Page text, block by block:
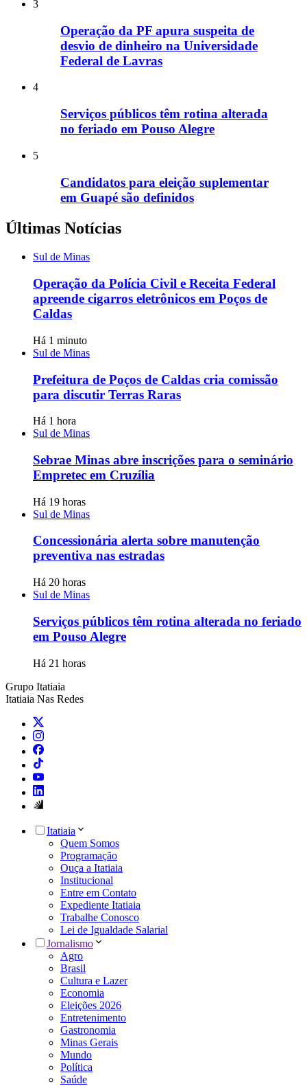
3
Operação da PF apura suspeita de
desvio de dinheiro na Universidade
Federal de Lavras
4
Serviços públicos têm rotina alterada
no feriado em Pouso Alegre
5
Candidatos para eleição suplementar
em Guapé são definidos
Últimas Notícias
Sul de Minas
Operação da Polícia Civil e Receita Federal
apreende cigarros eletrônicos em Poços de
Caldas
Há 1 minuto
Sul de Minas
Prefeitura de Poços de Caldas cria comissão
para discutir Terras Raras
Há 1 hora
Sul de Minas
Sebrae Minas abre inscrições para o seminário
Empretec em Cruzília
Há 19 horas
Sul de Minas
Concessionária alerta sobre manutenção
preventiva nas estradas
Há 20 horas
Sul de Minas
Serviços públicos têm rotina alterada no feriado
em Pouso Alegre
Há 21 horas
Grupo Itatiaia
Itatiaia Nas Redes
Itatiaia
Quem Somos
Programação
Ouça a Itatiaia
Institucional
Entre em Contato
Expediente Itatiaia
Trabalhe Conosco
Lei de Igualdade Salarial
Jornalismo
Agro
Brasil
Cultura e Lazer
Economia
Eleições 2026
Entretenimento
Gastronomia
Minas Gerais
Mundo
Política
Saúde